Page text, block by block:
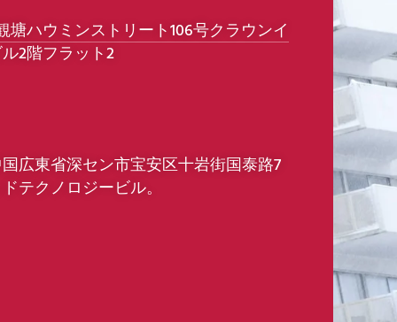
塘ハウミンストリート106号クラウンイ
2階フラット2
広東省深セン市宝安区十岩街国泰路7
テクノロジービル。